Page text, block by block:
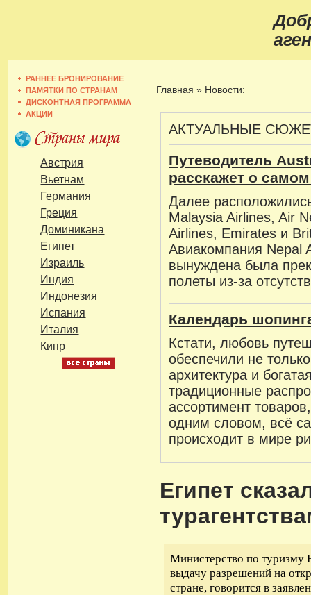
РАННЕЕ БРОНИРОВАНИЕ
ПАМЯТКИ ПО СТРАНАМ
ДИСКОНТНАЯ ПРОГРАММА
АКЦИИ
Австрия
Вьетнам
Германия
Греция
Доминикана
Египет
Израиль
Индия
Индонезия
Испания
Италия
Кипр
Главная » Новости:
АКТУАЛЬНЫЕ
Путеводитель
расскажет о
Далее
Malaysia Airlines, Air
Airlines, Emirates и
Авиакомпания Nepal
вынуждена была
полеты из-за
Календарь
Кстати, любовь
обеспечили не
архитектура и
традиционные
ассортимент
одним словом, всё
происходит в мире
Египет
Министерство по туризму
выдачу разрешений на
стране, говорится в